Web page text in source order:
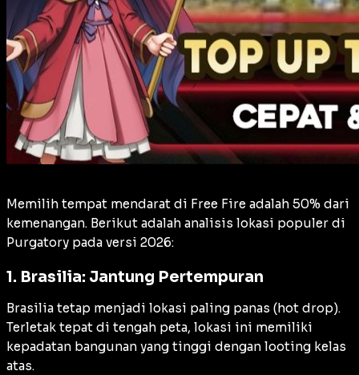
Memilih tempat mendarat di Free Fire adalah 50% dari
kemenangan. Berikut adalah analisis lokasi populer di
Purgatory pada versi 2026:
1. Brasilia: Jantung Pertempuran
Brasilia tetap menjadi lokasi paling panas (hot drop).
Terletak tepat di tengah peta, lokasi ini memiliki
kepadatan bangunan yang tinggi dengan looting kelas
atas.